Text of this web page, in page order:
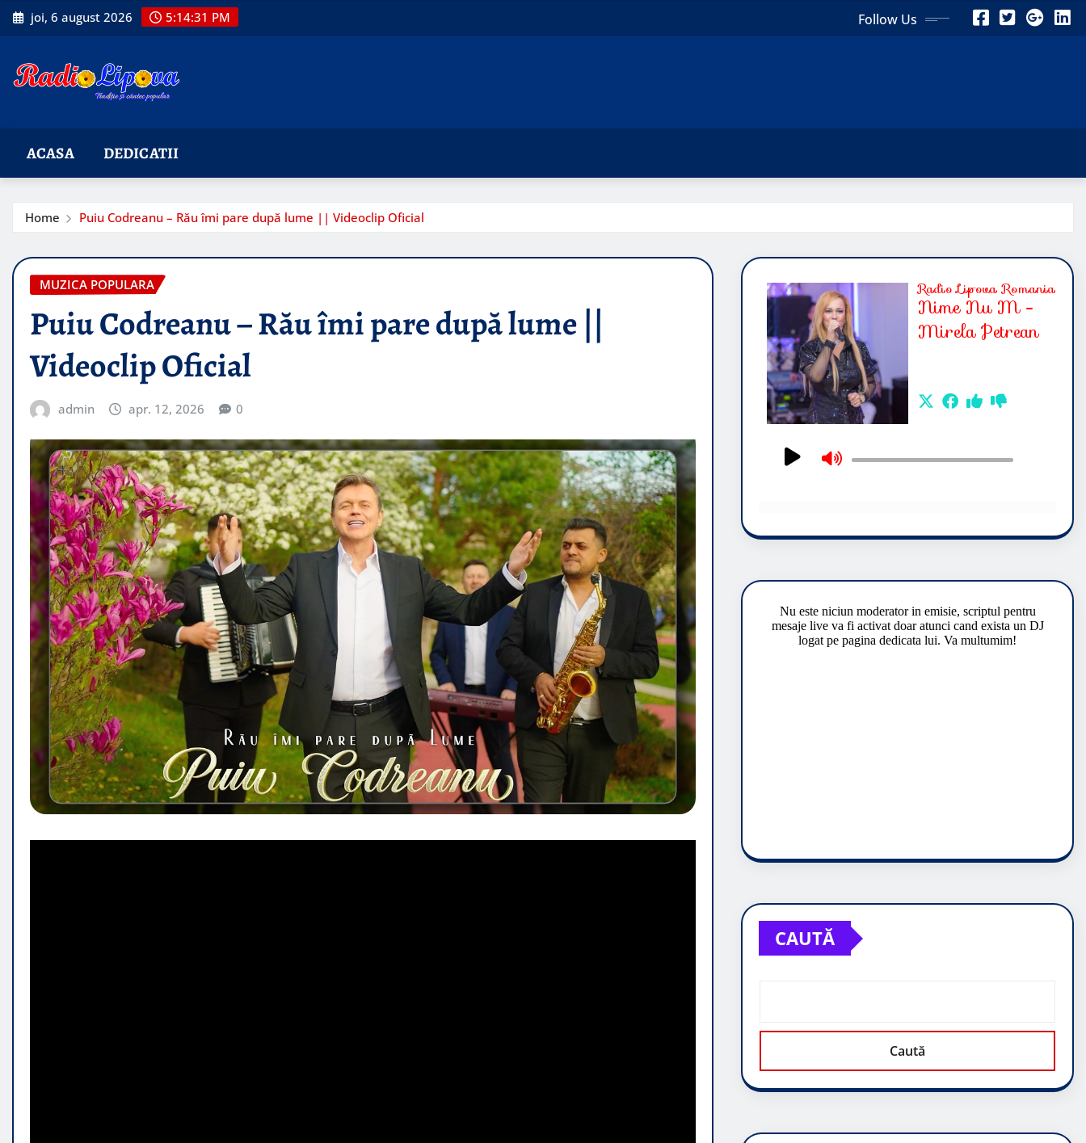
Skip
to
joi, 6 august 2026 5:14:32 PM Follow Us
ACASA DEDICATII
Home Puiu Codreanu – Rău îmi pare după lume || Videoclip Oficial
MUZICA POPULARA
Puiu Codreanu – Rău îmi pare după lume ||
Videoclip Oficial
admin apr. 12, 2026 0
CAUTĂ
Caută